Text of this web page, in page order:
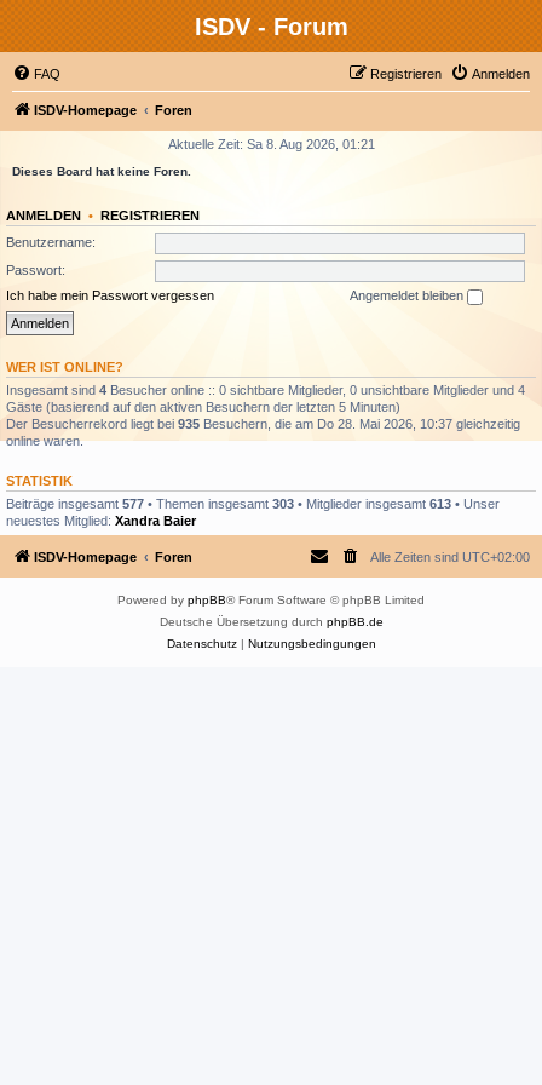
ISDV - Forum
FAQ Anmelden
Registrieren
ISDV-Homepage Foren
Aktuelle Zeit: Sa 8. Aug 2026, 01:21
Dieses Board hat keine Foren.
ANMELDEN • REGISTRIEREN
Benutzername:
Passwort:
Ich habe mein Passwort vergessen
Angemeldet bleiben
WER IST ONLINE?
Insgesamt sind 4 Besucher online :: 0 sichtbare Mitglieder, 0 unsichtbare Mitglieder und 4
Gäste (basierend auf den aktiven Besuchern der letzten 5 Minuten)
Der Besucherrekord liegt bei 935 Besuchern, die am Do 28. Mai 2026, 10:37 gleichzeitig
online waren.
STATISTIK
Beiträge insgesamt 577 • Themen insgesamt 303 • Mitglieder insgesamt 613 • Unser
neuestes Mitglied: Xandra Baier
ISDV-Homepage Foren Alle Zeiten sind UTC+02:00
Powered by phpBB® Forum Software © phpBB Limited
Deutsche Übersetzung durch phpBB.de
Datenschutz| Nutzungsbedingungen